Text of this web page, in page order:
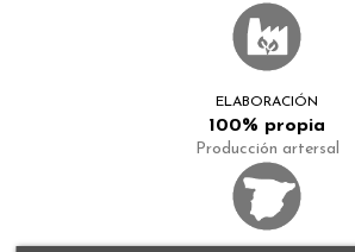
ELABORACIÓN
100% propia
Producción artersal